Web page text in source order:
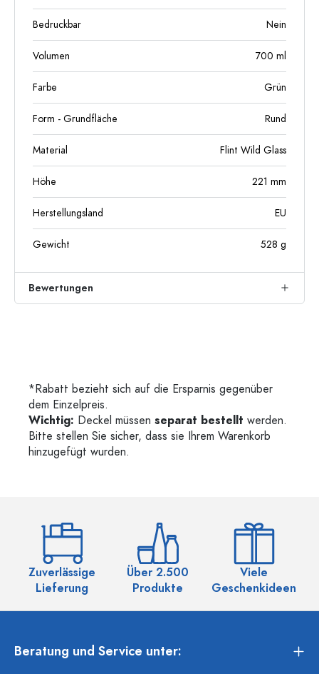
Bedruckbar Nein
Volumen 700 ml
Farbe Grün
Form - Grundfläche Rund
Material Flint Wild Glass
Höhe 221 mm
Herstellungsland EU
Gewicht 528 g
Bewertungen
*Rabatt bezieht sich auf die Ersparnis gegenüber
dem Einzelpreis.
Wichtig: Deckel müssen separat bestellt werden.
Bitte stellen Sie sicher, dass sie Ihrem Warenkorb
hinzugefügt wurden.
Zuverlässige
Lieferung
Über 2.500
Produkte
Viele
Geschenkideen
Beratung und Service unter: